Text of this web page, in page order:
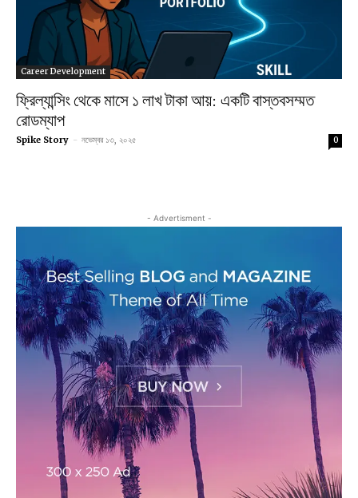
Career Development
ফ্রিল্যান্সিং থেকে মাসে ১ লাখ টাকা আয়: একটি বাস্তবসম্মত
রোডম্যাপ
Spike Story - নভেম্বর ১৩, ২০২৫ 0
- Advertisment -